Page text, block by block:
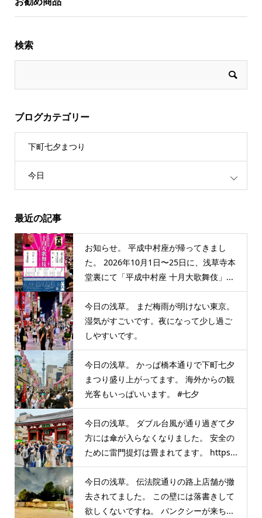
検索
ブログカテゴリー
下町七夕まつり
今日
最近の記事
お知らせ。 平成中村座が帰ってきまし
た。 2026年10月1日〜25日に、浅草寺本
堂裏にて「平成中村座 十月大歌舞伎」...
今日の浅草。 まだ梅雨が明けない東京。
湿気がすごいです。夜になって少し過ご
しやすいです。
今日の浅草。 かっぱ橋本通りで下町七夕
まつり盛り上がってます。 海外からの観
光客もいっぱいいます。 #七夕
今日の浅草。 ダブル台風が通り過ぎて夕
方には傘が入らなくなりました。 安全の
ために雷門提灯は畳まれてます。 https...
今日の浅草。 伝法院通りの路上店舗が撤
去されてました。 この壁には落書きして
欲しくないですね。 バンクシーが来ち...